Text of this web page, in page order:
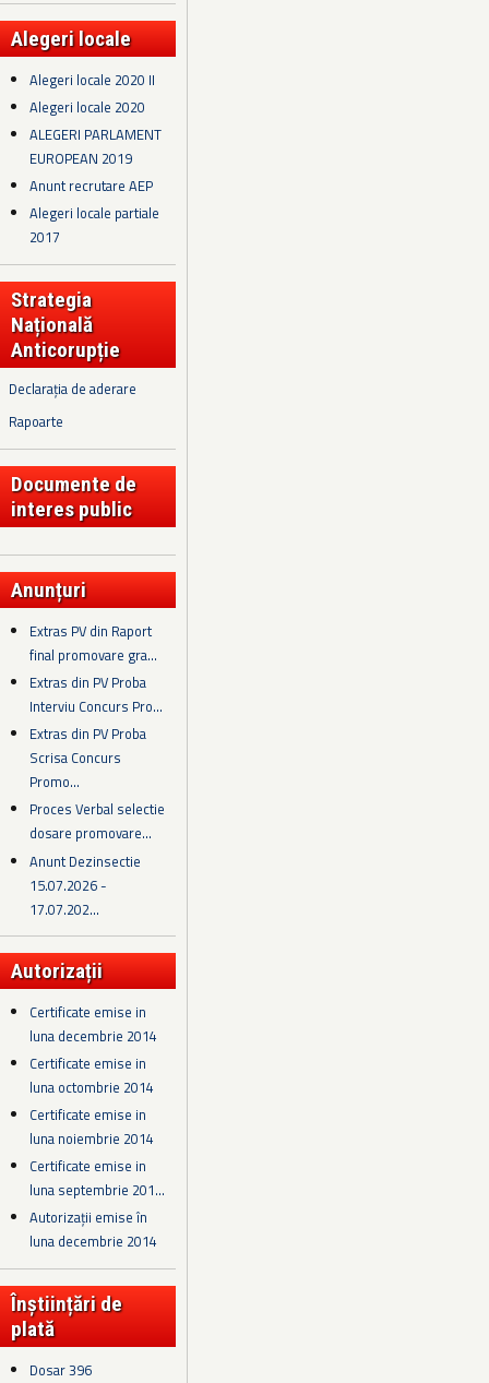
Alegeri locale
Alegeri locale 2020 II
Alegeri locale 2020
ALEGERI PARLAMENT
EUROPEAN 2019
Anunt recrutare AEP
Alegeri locale partiale
2017
Strategia
Națională
Anticorupție
Declarația de aderare
Rapoarte
Documente de
interes public
Anunțuri
Extras PV din Raport
final promovare gra...
Extras din PV Proba
Interviu Concurs Pro...
Extras din PV Proba
Scrisa Concurs
Promo...
Proces Verbal selectie
dosare promovare...
Anunt Dezinsectie
15.07.2026 -
17.07.202...
Autorizații
Certificate emise in
luna decembrie 2014
Certificate emise in
luna octombrie 2014
Certificate emise in
luna noiembrie 2014
Certificate emise in
luna septembrie 201...
Autorizații emise în
luna decembrie 2014
Înștiințări de
plată
Dosar 396